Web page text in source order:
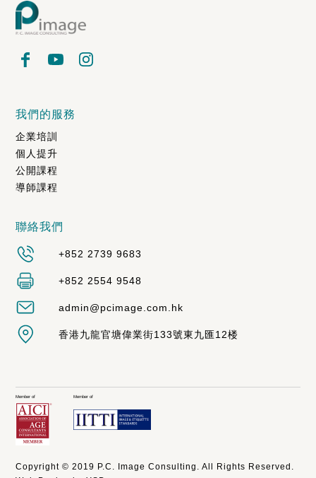
我們的服務
企業培訓
個人提升
公開課程
導師課程
聯絡我們
+852 2739 9683
+852 2554 9548
admin@pcimage.com.hk
香港九龍官塘偉業街133號東九匯12楼
Member of Member of
Copyright © 2019 P.C. Image Consulting. All Rights Reserved.